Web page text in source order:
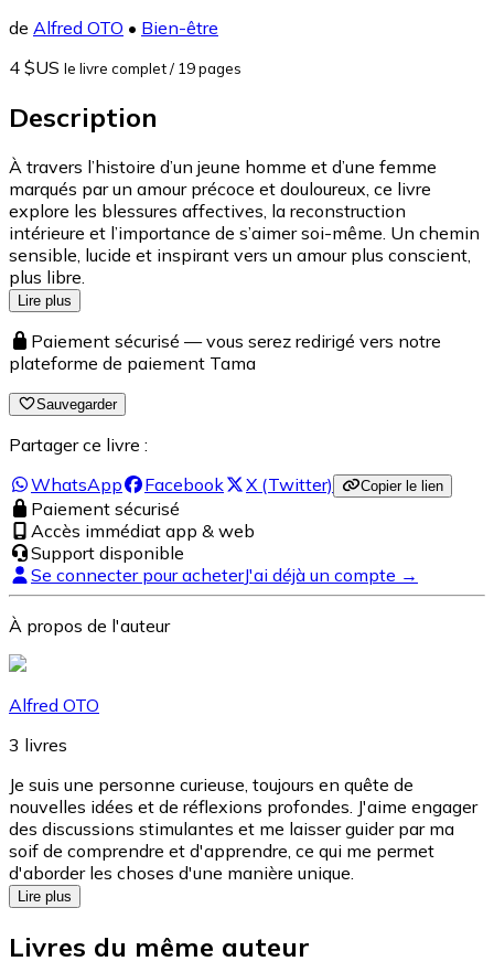
de Alfred OTO • Bien-être
4 $US le livre complet/ 19 pages
Description
À travers l’histoire d’un jeune homme et d’une femme
marqués par un amour précoce et douloureux, ce livre
explore les blessures affectives, la reconstruction
intérieure et l’importance de s’aimer soi-même. Un chemin
sensible, lucide et inspirant vers un amour plus conscient,
plus libre.
Lire plus
Paiement sécurisé — vous serez redirigé vers notre
plateforme de paiement Tama
Sauvegarder
Partager ce livre :
WhatsApp
Facebook X (Twitter) Copier le lien
Paiement sécurisé
Accès immédiat app & web
Support disponible
Se connecter pour acheterJ'ai déjà un compte →
À propos de l'auteur
Alfred OTO
3 livres
Je suis une personne curieuse, toujours en quête de
nouvelles idées et de réflexions profondes. J'aime engager
des discussions stimulantes et me laisser guider par ma
soif de comprendre et d'apprendre, ce qui me permet
d'aborder les choses d'une manière unique.
Lire plus
Livres du même auteur